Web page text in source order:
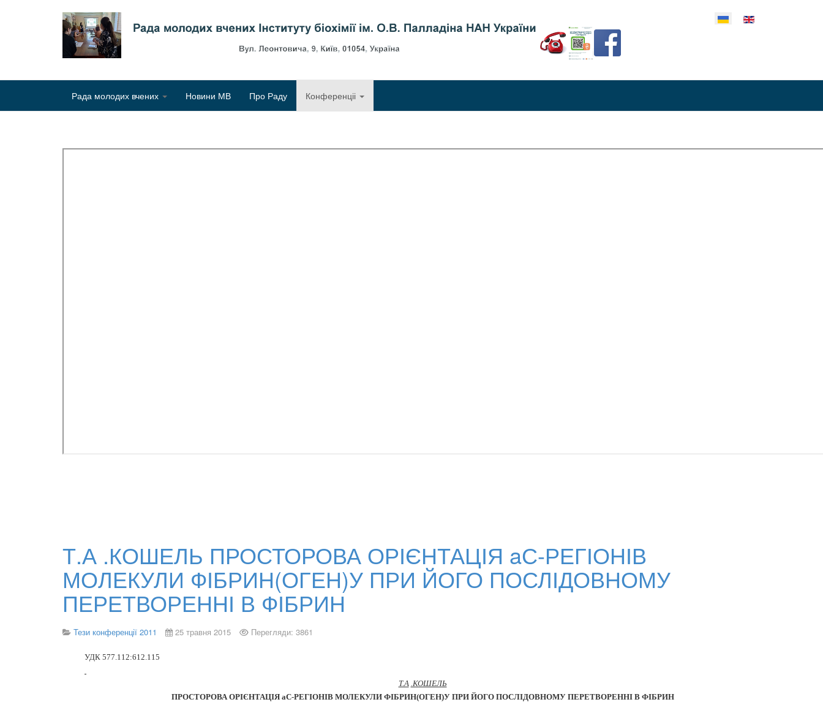
Рада молодих вчених Новини МВ Про Раду Конференціі
Т.А .КОШЕЛЬ ПРОСТОРОВА ОРІЄНТАЦІЯ aС-РЕГІОНІВ
МОЛЕКУЛИ ФІБРИН(ОГЕН)У ПРИ ЙОГО ПОСЛІДОВНОМУ
ПЕРЕТВОРЕННІ В ФІБРИН
Тези конференції 2011 25 травня 2015 Перегляди: 3861
УДК 577.112:612.115
Т.А .КОШЕЛЬ
ПРОСТОРОВА ОРІЄНТАЦІЯ aС-РЕГІОНІВ МОЛЕКУЛИ ФІБРИН(ОГЕН)У ПРИ ЙОГО ПОСЛІДОВНОМУ ПЕРЕТВОРЕННІ В ФІБРИН